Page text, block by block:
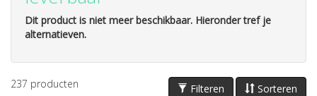
Dit product is niet meer beschikbaar. Hieronder tref je
alternatieven.
Sorteren
Filteren
237 producten